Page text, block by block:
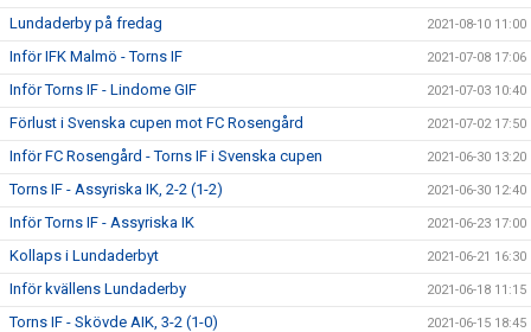
Lundaderby på fredag 2021-08-10 11:00
Inför IFK Malmö - Torns IF 2021-07-08 17:06
Inför Torns IF - Lindome GIF 2021-07-03 10:40
Förlust i Svenska cupen mot FC Rosengård 2021-07-02 17:50
Inför FC Rosengård - Torns IF i Svenska cupen 2021-06-30 13:20
Torns IF - Assyriska IK, 2-2 (1-2) 2021-06-30 12:40
Inför Torns IF - Assyriska IK 2021-06-23 17:00
Kollaps i Lundaderbyt 2021-06-21 16:30
Inför kvällens Lundaderby 2021-06-18 11:15
Torns IF - Skövde AIK, 3-2 (1-0) 2021-06-15 18:45